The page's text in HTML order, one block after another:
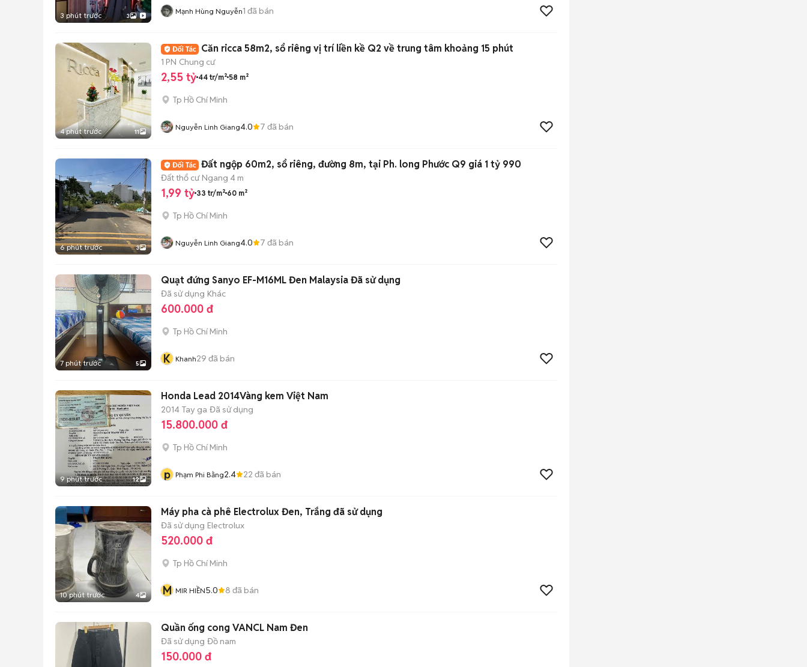
3 phút trước 3 Mạnh Hùng Nguyễn1 đã bán
4 phút trước 11
Căn ricca 58m2, sổ riêng vị trí liền kề Q2 về trung tâm khoảng 15 phút
1 PN Chung cư
2,55 tỷ 44 tr/m² 58 m²
Tp Hồ Chí Minh
Nguyễn Linh Giang4.0 7 đã bán
6 phút trước 3
Đất ngộp 60m2, sổ riêng, đường 8m, tại Ph. long Phước Q9 giá 1 tỷ 990
Đất thổ cư Ngang 4 m
1,99 tỷ 33 tr/m² 60 m²
Tp Hồ Chí Minh
Nguyễn Linh Giang4.0 7 đã bán
7 phút trước 5
Quạt đứng Sanyo EF-M16ML Đen Malaysia Đã sử dụng
Đã sử dụng Khác
600.000 đ
Tp Hồ Chí Minh
K Khanh29 đã bán
9 phút trước 12
Honda Lead 2014Vàng kem Việt Nam
2014 Tay ga Đã sử dụng
15.800.000 đ
Tp Hồ Chí Minh
p Phạm Phi Bằng2.4 22 đã bán
10 phút trước 4
Máy pha cà phê Electrolux Đen, Trắng đã sử dụng
Đã sử dụng Electrolux
520.000 đ
Tp Hồ Chí Minh
M MIR HIỀN5.0 8 đã bán
Quần ống cong VANCL Nam Đen
Đã sử dụng Đồ nam
150.000 đ